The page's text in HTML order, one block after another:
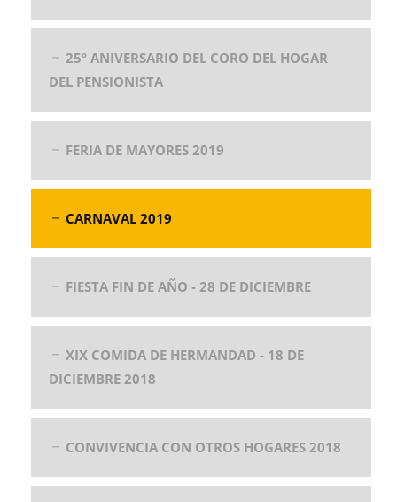
25º ANIVERSARIO DEL CORO DEL HOGAR
DEL PENSIONISTA
FERIA DE MAYORES 2019
CARNAVAL 2019
FIESTA FIN DE AÑO - 28 DE DICIEMBRE
XIX COMIDA DE HERMANDAD - 18 DE
DICIEMBRE 2018
CONVIVENCIA CON OTROS HOGARES 2018